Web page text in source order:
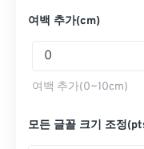
여백 추가(cm)
여백 추가(0~10cm)
모든 글꼴 크기 조정